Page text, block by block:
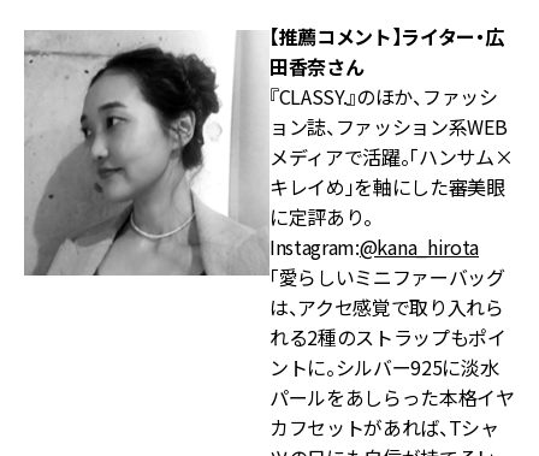
【推薦コメント】ライター・広
田香奈さん
『CLASSY.』のほか、ファッシ
ョン誌、ファッション系WEB
メディアで活躍。「ハンサム×
キレイめ」を軸にした審美眼
に定評あり。
Instagram:@kana_hirota
「愛らしいミニファーバッグ
は、アクセ感覚で取り入れら
れる2種のストラップもポイ
ントに。シルバー925に淡水
パールをあしらった本格イヤ
カフセットがあれば、Tシャ